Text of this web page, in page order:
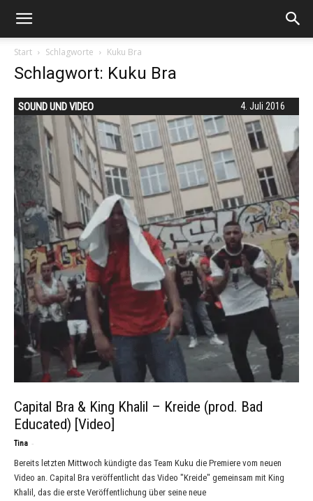
Start Schlagworte Kuku Bra
Schlagwort: Kuku Bra
4. Juli 2016
SOUND UND VIDEO
Capital Bra & King Khalil – Kreide (prod. Bad
Educated) [Video]
Tina -
Bereits letzten Mittwoch kündigte das Team Kuku die Premiere vom neuen
Video an. Capital Bra veröffentlicht das Video "Kreide" gemeinsam mit King
Khalil, das die erste Veröffentlichung über seine neue